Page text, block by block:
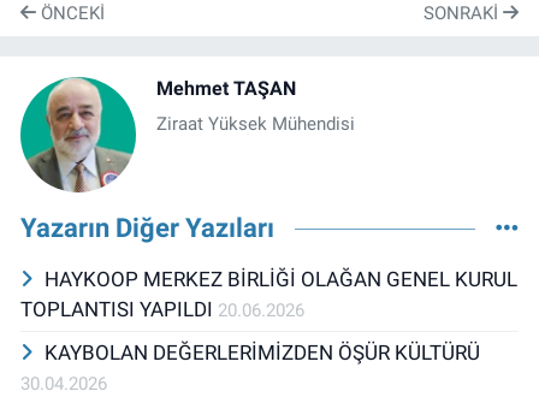
ÖNCEKI SONRAKI
Mehmet TAŞAN
Ziraat Yüksek Mühendisi
Yazarın Diğer Yazıları
HAYKOOP MERKEZ BİRLİĞİ OLAĞAN GENEL KURUL
TOPLANTISI YAPILDI 20.06.2026
KAYBOLAN DEĞERLERİMİZDEN ÖŞÜR KÜLTÜRÜ
30.04.2026